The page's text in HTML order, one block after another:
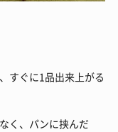
すぐに1品出来上がる
く、パンに挟んだ